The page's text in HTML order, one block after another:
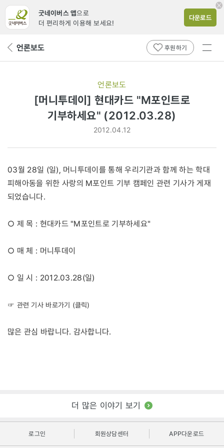
굿네이버스 앱으로
더 편리하게 이용해 보세요!
다운로드
뒤 언론보도 후원하기
전체
언론보도
[머니투데이] 현대카드 "M포인트로
기부하세요" (2012.03.28)
2012.04.12
03월 28일 (일), 머니투데이를 통해 우리기관과 함께 하는 학대
피해아동을 위한 사랑의 M포인트 기부 캠페인 관련 기사가 게재
되었습니다.
○ 제 목 : 현대카드 "M포인트로 기부하세요"
○ 매 체 : 머니투데이
○ 일 시 : 2012.03.28(일)
☞ 관련 기사 바로가기 (클릭)
많은 관심 바랍니다. 감사합니다.
더 많은 이야기 보기
로그인 회원상담센터 APP다운로드